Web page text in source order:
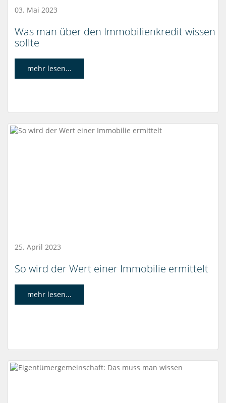
03. Mai 2023
Was man über den Immobilienkredit wissen
sollte
mehr lesen...
25. April 2023
So wird der Wert einer Immobilie ermittelt
mehr lesen...